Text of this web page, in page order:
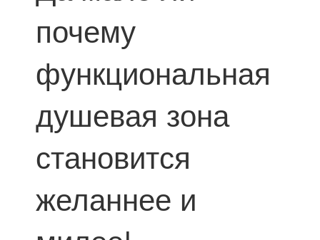
почему
функциональная
душевая зона
становится
желаннее и